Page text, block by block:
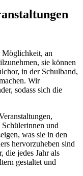
Möglichkeit, an
sie können
in der Schulband,
Wir
sodass sich die
und
was sie in den
hervorzuheben sind
die jedes Jahr als
gestaltet und